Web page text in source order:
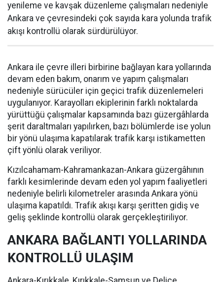
yenileme ve kavşak düzenleme çalışmaları nedeniyle
Ankara ve çevresindeki çok sayıda kara yolunda trafik
akışı kontrollü olarak sürdürülüyor.
Ankara ile çevre illeri birbirine bağlayan kara yollarında
devam eden bakım, onarım ve yapım çalışmaları
nedeniyle sürücüler için geçici trafik düzenlemeleri
uygulanıyor. Karayolları ekiplerinin farklı noktalarda
yürüttüğü çalışmalar kapsamında bazı güzergâhlarda
şerit daraltmaları yapılırken, bazı bölümlerde ise yolun
bir yönü ulaşıma kapatılarak trafik karşı istikametten
çift yönlü olarak veriliyor.
Kızılcahamam-Kahramankazan-Ankara güzergâhının
farklı kesimlerinde devam eden yol yapım faaliyetleri
nedeniyle belirli kilometreler arasında Ankara yönü
ulaşıma kapatıldı. Trafik akışı karşı şeritten gidiş ve
geliş şeklinde kontrollü olarak gerçekleştiriliyor.
ANKARA BAĞLANTI YOLLARINDA
KONTROLLÜ ULAŞIM